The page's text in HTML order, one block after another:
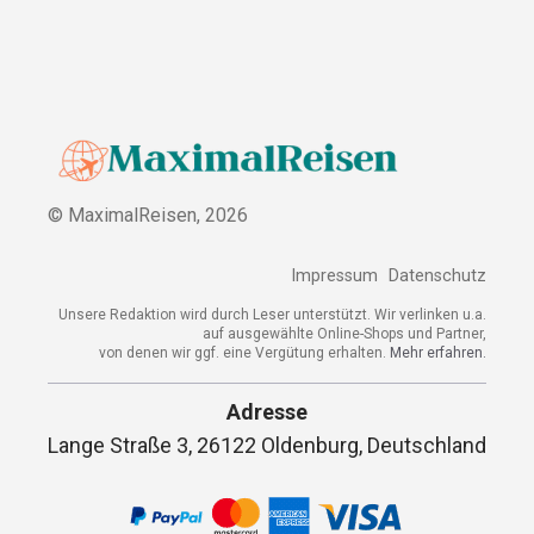
© MaximalReisen, 2026
Impressum Datenschutz
Unsere Redaktion wird durch Leser unterstützt. Wir verlinken u.a.
auf ausgewählte Online-Shops und Partner,
von denen wir ggf. eine Vergütung erhalten. Mehr erfahren.
Adresse
Lange Straße 3, 26122 Oldenburg, Deutschland